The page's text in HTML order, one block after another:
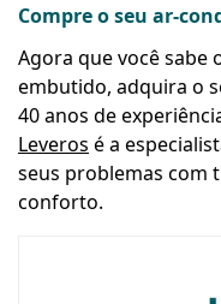
Compre o seu ar-
Agora que você sabe
embutido, adquira o
40 anos de
Leveros é a
seus problemas com
conforto.